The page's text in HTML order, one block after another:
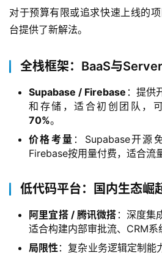
对于预算有限或追求快速上线的
台提供了新解法。
全栈框架：BaaS与
Supabase / Firebase ：提供
和存储，适合初创团队，
70%。
价格考量 ：Supabase开源
Firebase按用量付费，适合流
低代码平台：国内生态崛
阿里宜搭 / 腾讯微搭 ：深度集
适合构建内部审批流、CRM系
局限性：复杂业务逻辑定制能